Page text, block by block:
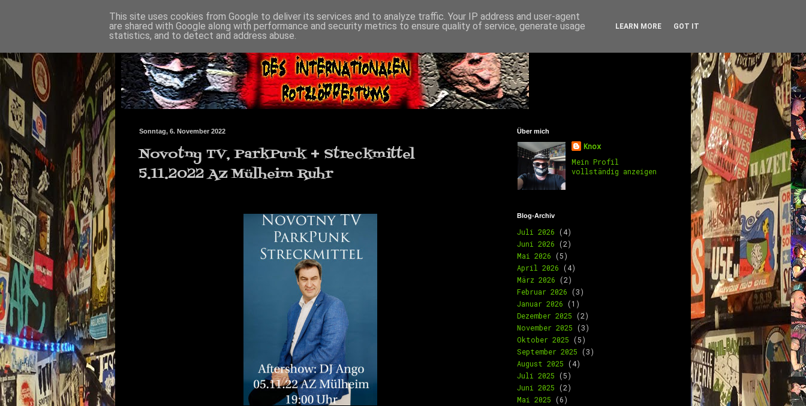
Sonntag, 6. November 2022
Novotny TV, ParkPunk + Streckmittel
5.11.2022 AZ Mülheim Ruhr
Über mich
Knox
Mein Profil
vollständig anzeigen
Blog-Archiv
Juli 2026 (4)
Juni 2026 (2)
Mai 2026 (5)
April 2026 (4)
März 2026 (2)
Februar 2026 (3)
Januar 2026 (1)
Dezember 2025 (2)
November 2025 (3)
Oktober 2025 (5)
September 2025 (3)
August 2025 (4)
Juli 2025 (5)
Juni 2025 (2)
Mai 2025 (6)
This site uses cookies from Google to deliver its services and to analyze traffic. Your IP address and user-agent
are shared with Google along with performance and security metrics to ensure quality of service, generate usage
statistics, and to detect and address abuse.
LEARN MORE GOT IT